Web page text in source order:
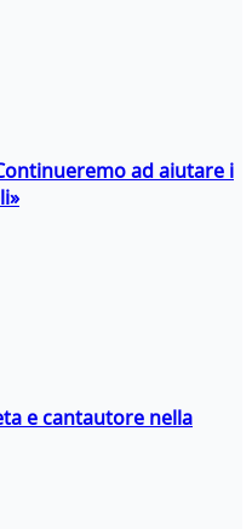
ad aiutare i
e cantautore nella